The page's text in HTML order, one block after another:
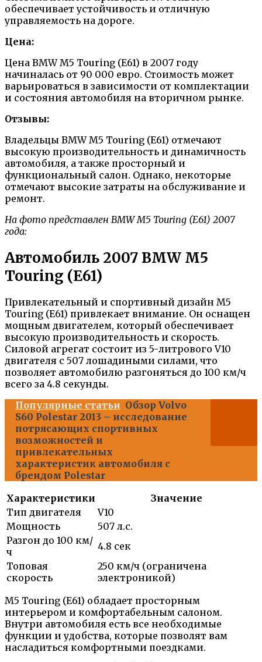
обеспечивает устойчивость и отличную
управляемость на дороге.
Цена:
Цена BMW M5 Touring (E61) в 2007 году
начиналась от 90 000 евро. Стоимость может
варьироваться в зависимости от комплектации
и состояния автомобиля на вторичном рынке.
Отзывы:
Владельцы BMW M5 Touring (E61) отмечают
высокую производительность и динамичность
автомобиля, а также просторный и
функциональный салон. Однако, некоторые
отмечают высокие затраты на обслуживание и
ремонт.
На фото представлен BMW M5 Touring (E61) 2007
года:
Автомобиль 2007 BMW M5
Touring (E61)
Привлекательный и спортивный дизайн M5
Touring (E61) привлекает внимание. Он оснащен
мощным двигателем, который обеспечивает
высокую производительность и скорость.
Силовой агрегат состоит из 5-литрового V10
двигателя с 507 лошадиными силами, что
позволяет автомобилю разгоняться до 100 км/ч
всего за 4.8 секунды.
Популярные статьи Обзор Volvo
S60 Polestar 2013 – исследование
потрясающих спортивных
возможностей и
привлекательных
характеристик автомобиля с
брендом Polestar
Характеристики
Значение
Тип двигателя
V10
Мощность
507 л.с.
Разгон до 100 км/
ч
4.8 сек
Топовая
скорость
250 км/ч (ограничена
электроникой)
M5 Touring (E61) обладает просторным
интерьером и комфортабельным салоном.
Внутри автомобиля есть все необходимые
функции и удобства, которые позволят вам
насладиться комфортными поездками.